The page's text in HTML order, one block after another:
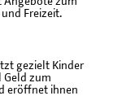
Freizeit.
gezielt Kinder
Geld zum
eröffnet ihnen